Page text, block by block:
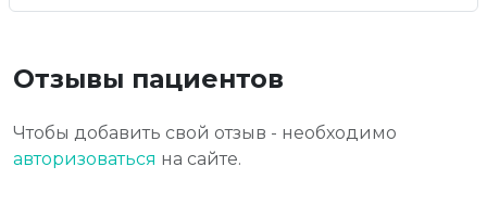
Отзывы пациентов
Чтобы добавить свой отзыв - необходимо
авторизоваться на сайте.